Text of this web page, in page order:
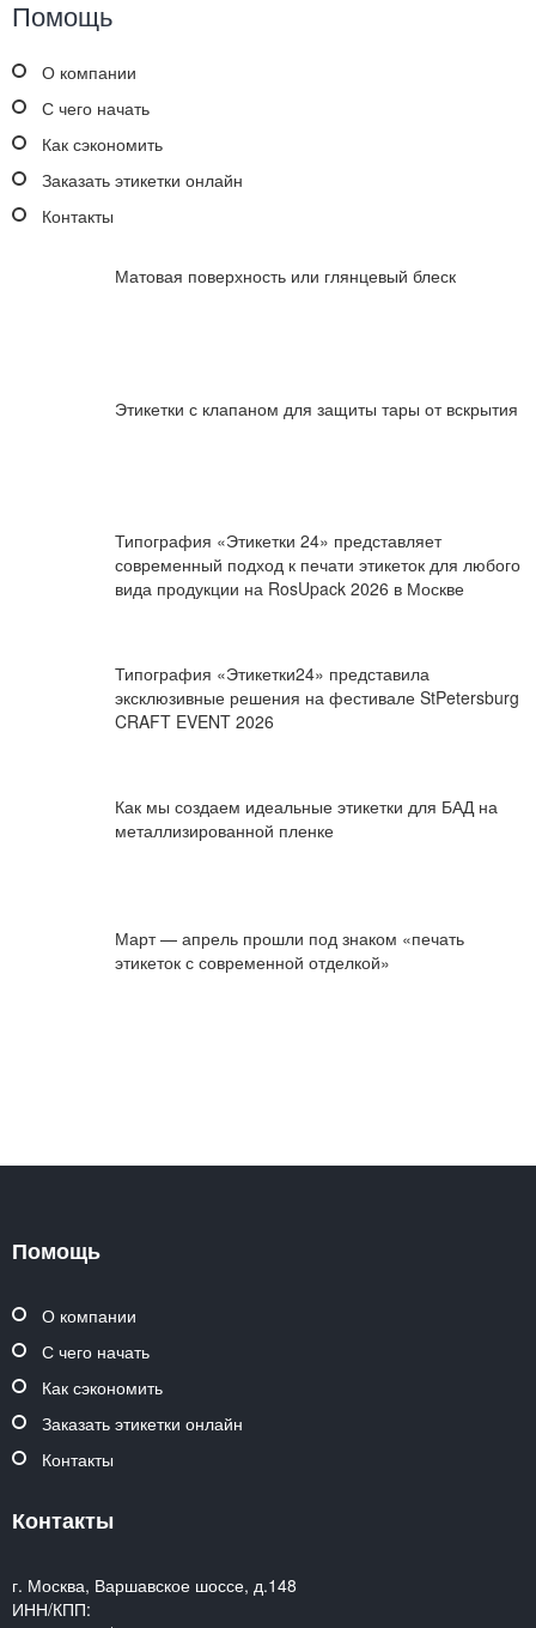
Помощь
О компании
С чего начать
Как сэкономить
Заказать этикетки онлайн
Контакты
Матовая поверхность или глянцевый блеск
Этикетки с клапаном для защиты тары от вскрытия
Типография «Этикетки 24» представляет
современный подход к печати этикеток для любого
вида продукции на RosUpack 2026 в Москве
Типография «Этикетки24» представила
эксклюзивные решения на фестивале StPetersburg
CRAFT EVENT 2026
Как мы создаем идеальные этикетки для БАД на
металлизированной пленке
Март — апрель прошли под знаком «печать
этикеток с современной отделкой»
Помощь
О компании
С чего начать
Как сэкономить
Заказать этикетки онлайн
Контакты
Контакты
г. Москва, Варшавское шоссе, д.148
ИНН/КПП: